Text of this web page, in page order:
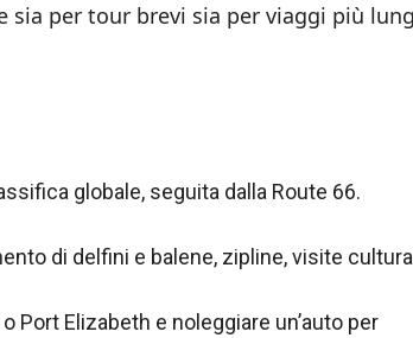
sia per tour brevi sia per viaggi più
globale, seguita dalla Route 66.
di delfini e balene, zipline, visite
Port Elizabeth e noleggiare un’auto per